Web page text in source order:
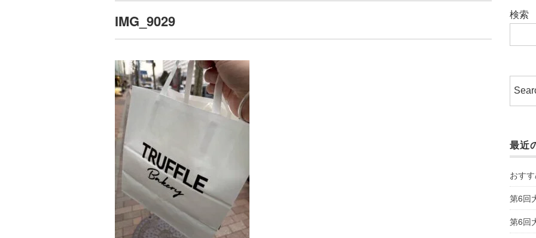
IMG_9029 検索
最近
おす
第6回
第6回